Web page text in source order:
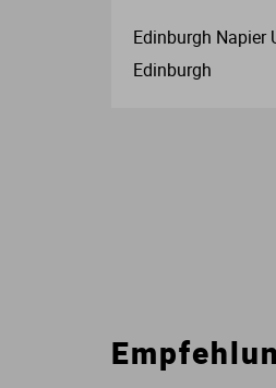
Edinburgh Napier
Edinburgh